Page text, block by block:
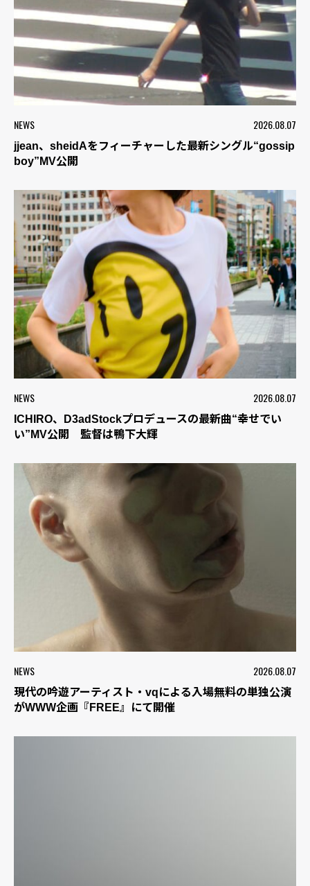
NEWS 2026.08.07
jjean、sheidAをフィーチャーした最新シングル“gossip
boy”MV公開
NEWS 2026.08.07
ICHIRO、D3adStockプロデュースの最新曲“幸せでい
い”MV公開 監督は鴨下大輝
NEWS 2026.08.07
現代の吟遊アーティスト・vqによる入場無料の単独公演
がWWW企画『FREE』にて開催